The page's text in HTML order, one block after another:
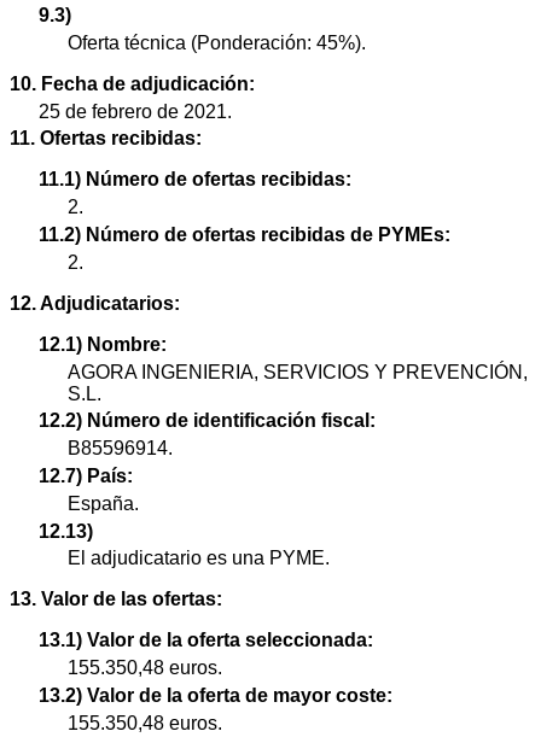
9.3)
Oferta técnica (Ponderación: 45%).
10. Fecha de adjudicación:
25 de febrero de 2021.
11. Ofertas recibidas:
11.1) Número de ofertas recibidas:
2.
11.2) Número de ofertas recibidas de PYMEs:
2.
12. Adjudicatarios:
12.1) Nombre:
AGORA INGENIERIA, SERVICIOS Y PREVENCIÓN,
S.L.
12.2) Número de identificación fiscal:
B85596914.
12.7) País:
España.
12.13)
El adjudicatario es una PYME.
13. Valor de las ofertas:
13.1) Valor de la oferta seleccionada:
155.350,48 euros.
13.2) Valor de la oferta de mayor coste:
155.350,48 euros.